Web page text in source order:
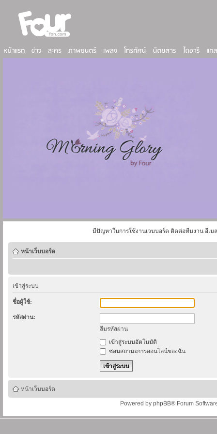
มีปัญหาในการใช้งานเวบบอร์ด ติดต่อทีมงาน อีเม
หน้าเว็บบอร์ด
เข้าสู่ระบบ
ชื่อผู้ใช้:
รหัสผ่าน:
ลืมรหัสผ่าน
เข้าสู่ระบบอัตโนมัติ
ซ่อนสถานะการออนไลน์ของฉัน
หน้าเว็บบอร์ด
Powered by phpBB® Forum